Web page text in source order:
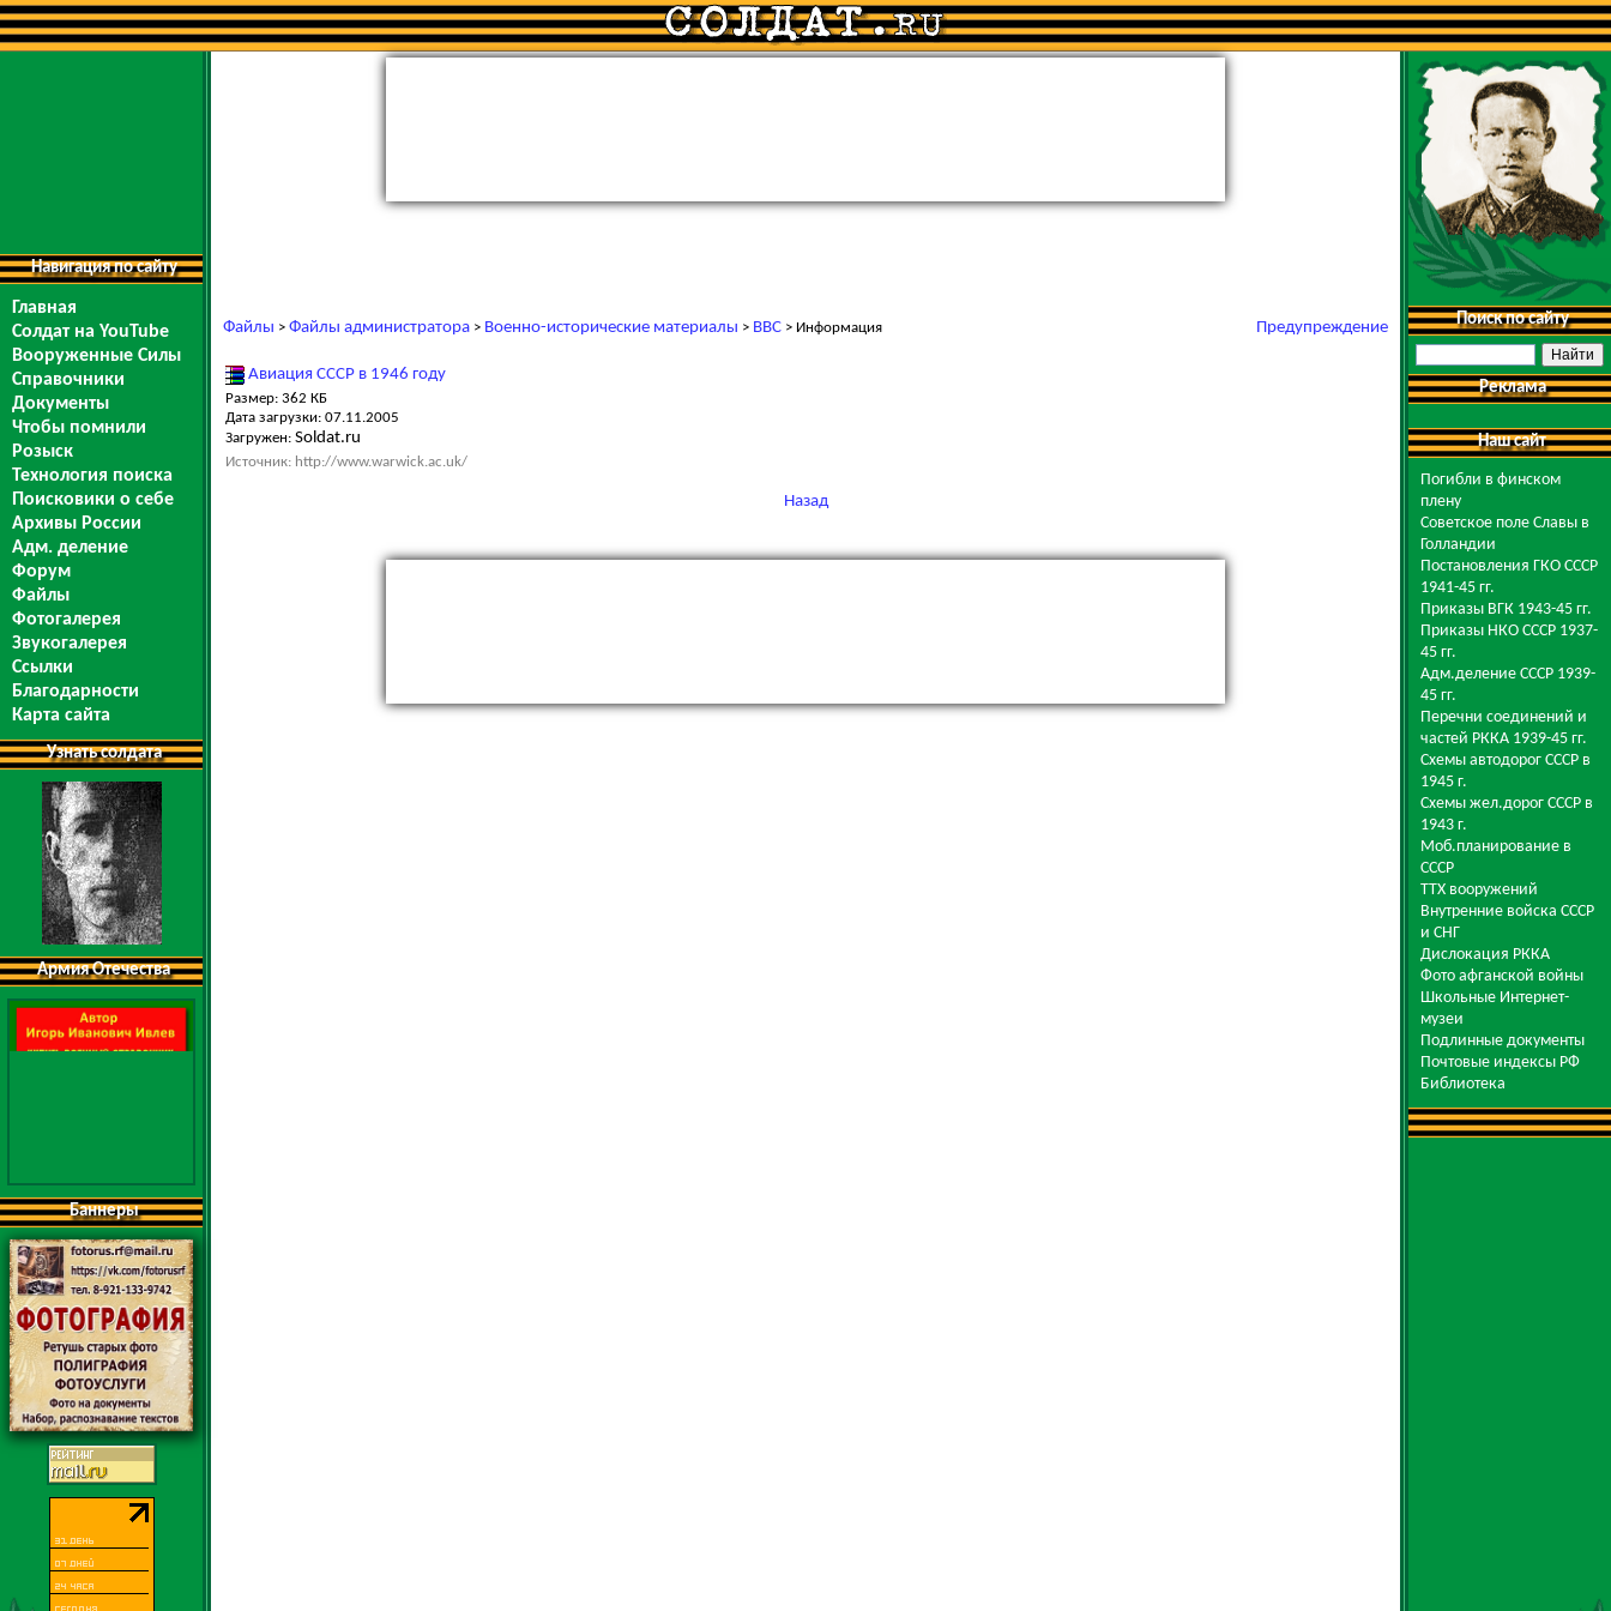
Навигация по сайту
Главная
Солдат на YouTube
Вооруженные Силы
Справочники
Документы
Чтобы помнили
Розыск
Технология поиска
Поисковики о себе
Архивы России
Адм. деление
Форум
Файлы
Фотогалерея
Звукогалерея
Ссылки
Благодарности
Карта сайта
Узнать солдата
Армия Отечества
Баннеры
Файлы > Файлы администратора > Военно-исторические материалы > ВВС > Информация Предупреждение
Авиация СССР в 1946 году
Размер: 362 КБ
Дата загрузки: 07.11.2005
Загружен: Soldat.ru
Источник: http://www.warwick.ac.uk/
Назад
Поиск по сайту
Реклама
Наш сайт
Погибли в финском
плену
Советское поле Славы в
Голландии
Постановления ГКО СССР
1941-45 гг.
Приказы ВГК 1943-45 гг.
Приказы НКО СССР 1937-
45 гг.
Адм.деление СССР 1939-
45 гг.
Перечни соединений и
частей РККА 1939-45 гг.
Схемы автодорог СССР в
1945 г.
Схемы жел.дорог СССР в
1943 г.
Моб.планирование в
СССР
ТТХ вооружений
Внутренние войска СССР
и СНГ
Дислокация РККА
Фото афганской войны
Школьные Интернет-
музеи
Подлинные документы
Почтовые индексы РФ
Библиотека